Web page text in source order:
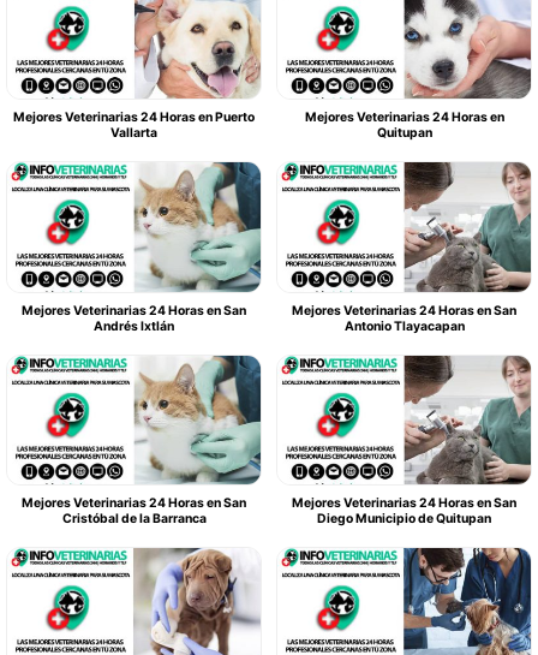
Mejores Veterinarias 24 Horas en Puerto
Vallarta
Mejores Veterinarias 24 Horas en
Quitupan
Mejores Veterinarias 24 Horas en San
Andrés Ixtlán
Mejores Veterinarias 24 Horas en San
Antonio Tlayacapan
Mejores Veterinarias 24 Horas en San
Cristóbal de la Barranca
Mejores Veterinarias 24 Horas en San
Diego Municipio de Quitupan